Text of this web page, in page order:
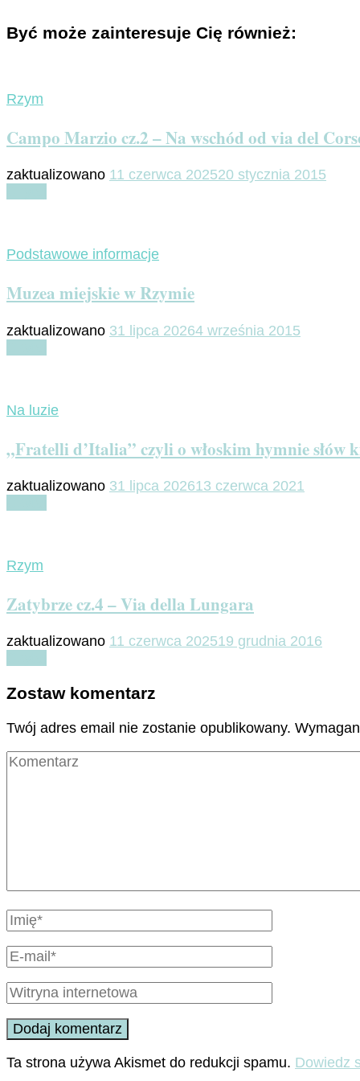
Być może zainteresuje Cię również:
Rzym
Campo Marzio cz.2 – Na wschód od via del
zaktualizowano 11 czerwca 202520 stycznia 2015
Podstawowe informacje
Muzea miejskie w Rzymie
zaktualizowano 31 lipca 20264 września 2015
Na luzie
„Fratelli d’Italia” czyli o włoskim hymnie słów
zaktualizowano 31 lipca 202613 czerwca 2021
Rzym
Zatybrze cz.4 – Via della Lungara
zaktualizowano 11 czerwca 202519 grudnia 2016
Zostaw komentarz
Twój adres email nie zostanie opublikowany.
Ta strona używa Akismet do redukcji spamu. Dowiedz